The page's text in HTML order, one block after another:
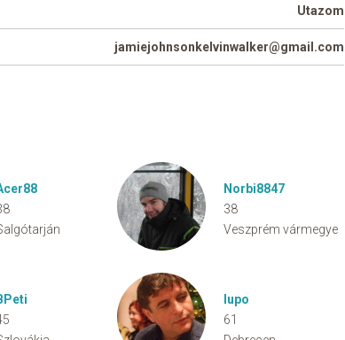
Utazom
jamiejohnsonkelvinwalker@gmail.com
Norbi8847
38
Veszprém vármegye
lupo
61